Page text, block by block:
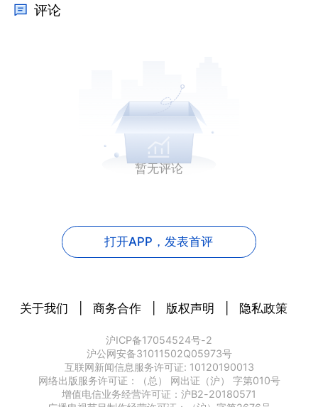
评论
暂无评论
打开APP，发表首评
关于我们 商务合作 版权声明 隐私政策
沪ICP备17054524号-2
沪公网安备31011502Q05973号
互联网新闻信息服务许可证: 10120190013
网络出版服务许可证：（总） 网出证（沪） 字第010号
增值电信业务经营许可证：沪B2-20180571